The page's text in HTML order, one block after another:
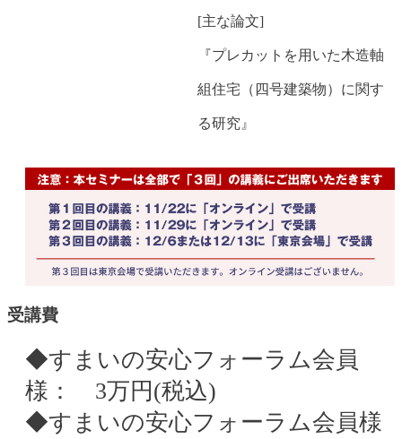
[主な論文]
『プレカットを用いた木造軸
組住宅（四号建築物）に関す
る研究』
受講費
◆すまいの安心フォーラム会員
様： 3万円(税込)
◆すまいの安心フォーラム会員様